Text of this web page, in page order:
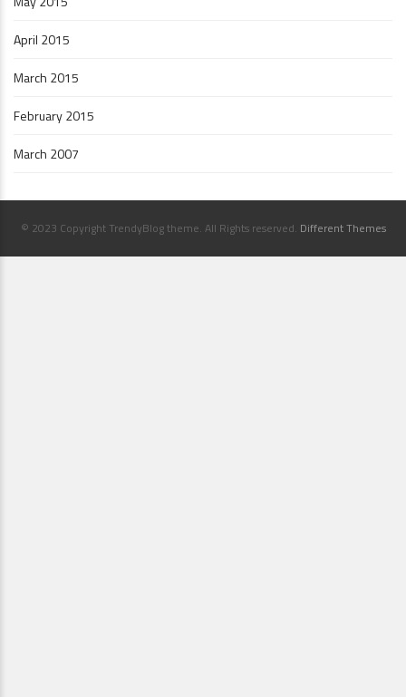
April 2015
March 2015
February 2015
March 2007
© 2023 Copyright TrendyBlog theme. All Rights reserved. Different Themes